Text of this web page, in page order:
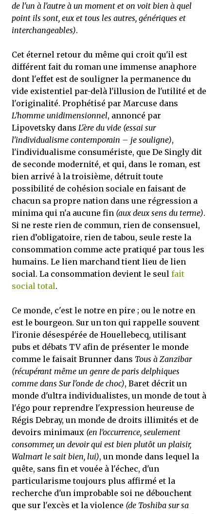
de l'un à l'autre à un moment et on voit bien à quel
point ils sont, eux et tous les autres, génériques et
interchangeables).
Cet éternel retour du même qui croit qu'il est
différent fait du roman une immense anaphore
dont l'effet est de souligner la permanence du
vide existentiel par-delà l'illusion de l'utilité et de
l'originalité. Prophétisé par Marcuse dans
L’homme unidimensionnel, annoncé par
Lipovetsky dans L'ère du vide (essai sur
l'individualisme contemporain – je souligne),
l'individualisme consumériste, que De Singly dit
de seconde modernité, et qui, dans le roman, est
bien arrivé à la troisième, détruit toute
possibilité de cohésion sociale en faisant de
chacun sa propre nation dans une régression a
minima qui n'a aucune fin (aux deux sens du terme).
Si ne reste rien de commun, rien de consensuel,
rien d’obligatoire, rien de tabou, seule reste la
consommation comme acte pratiqué par tous les
humains. Le lien marchand tient lieu de lien
social. La consommation devient le seul fait
social total.
Ce monde, c'est le notre en pire ; ou le notre en
est le bourgeon. Sur un ton qui rappelle souvent
l'ironie désespérée de Houellebecq, utilisant
pubs et débats TV afin de présenter le monde
comme le faisait Brunner dans Tous à Zanzibar
(récupérant même un genre de paris delphiques
comme dans Sur l'onde de choc), Baret décrit un
monde d'ultra individualistes, un monde de tout à
l'égo pour reprendre l'expression heureuse de
Régis Debray, un monde de droits illimités et de
devoirs minimaux (en l’occurrence, seulement
consommer, un devoir qui est bien plutôt un plaisir,
Walmart le sait bien, lui), un monde dans lequel la
quête, sans fin et vouée à l'échec, d'un
particularisme toujours plus affirmé et la
recherche d'un improbable soi ne débouchent
que sur l'excès et la violence (de Toshiba sur sa